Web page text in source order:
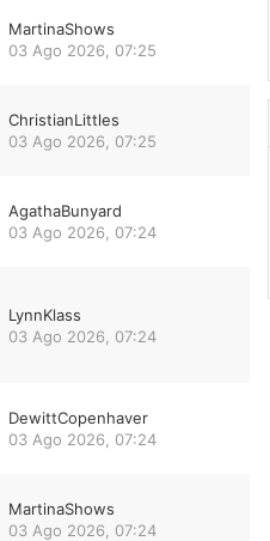
MartinaShows
03 Ago 2026, 07:25
ChristianLittles
03 Ago 2026, 07:25
AgathaBunyard
03 Ago 2026, 07:24
LynnKlass
03 Ago 2026, 07:24
DewittCopenhaver
03 Ago 2026, 07:24
MartinaShows
03 Ago 2026, 07:24